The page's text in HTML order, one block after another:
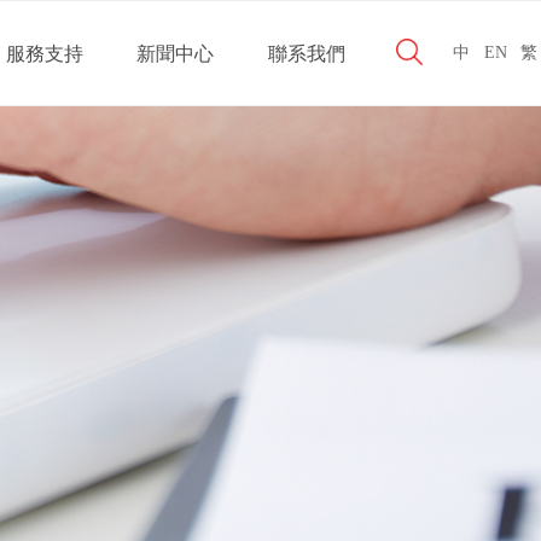
服務支持 新聞中心 聯系我們 中 EN 繁